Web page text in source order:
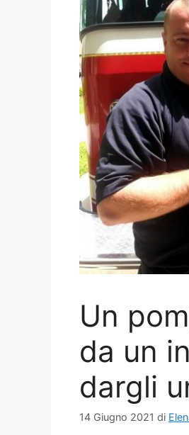
Un
da un
dargli
14 Giugno 2021 di